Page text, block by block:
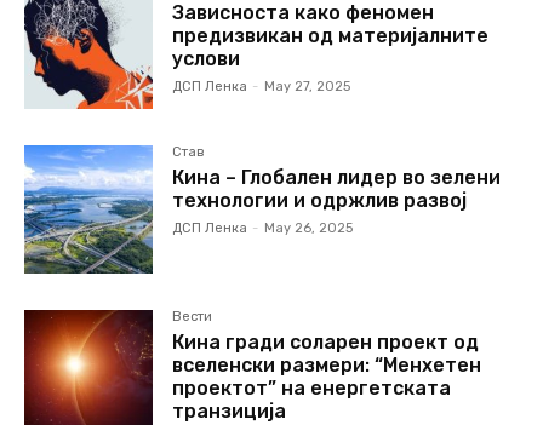
Зависноста како феномен
предизвикан од материјалните
услови
ДСП Ленка - May 27, 2025
Став
Кина – Глобален лидер во зелени
технологии и одржлив развој
ДСП Ленка - May 26, 2025
Вести
Кина гради соларен проект од
вселенски размери: “Менхетен
проектот” на енергетската
транзиција